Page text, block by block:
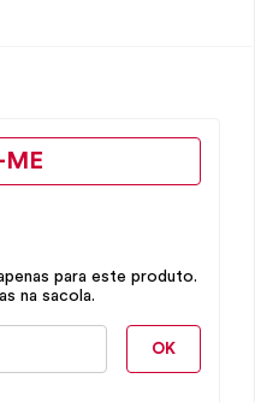
ME
para este produto.
na sacola.
OK